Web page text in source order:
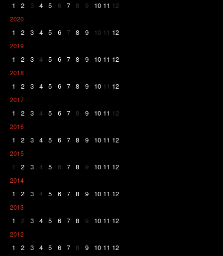
1 2 3 4 5 6 7 8 9 10 11 12
2020
1 2 3 4 5 6 7 8 9 10 11 12
2019
1 2 3 4 5 6 7 8 9 10 11 12
2018
1 2 3 4 5 6 7 8 9 10 11 12
2017
1 2 3 4 5 6 7 8 9 10 11 12
2016
1 2 3 4 5 6 7 8 9 10 11 12
2015
1 2 3 4 5 6 7 8 9 10 11 12
2014
1 2 3 4 5 6 7 8 9 10 11 12
2013
1 2 3 4 5 6 7 8 9 10 11 12
2012
1 2 3 4 5 6 7 8 9 10 11 12